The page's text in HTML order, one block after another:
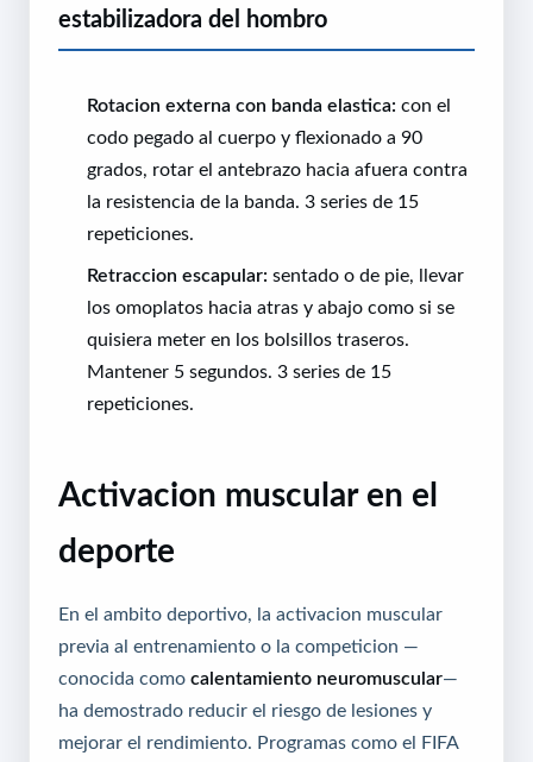
estabilizadora del hombro
Rotacion externa con banda elastica: con el
codo pegado al cuerpo y flexionado a 90
grados, rotar el antebrazo hacia afuera contra
la resistencia de la banda. 3 series de 15
repeticiones.
Retraccion escapular: sentado o de pie, llevar
los omoplatos hacia atras y abajo como si se
quisiera meter en los bolsillos traseros.
Mantener 5 segundos. 3 series de 15
repeticiones.
Activacion muscular en el
deporte
En el ambito deportivo, la activacion muscular
previa al entrenamiento o la competicion —
conocida como calentamiento neuromuscular—
ha demostrado reducir el riesgo de lesiones y
mejorar el rendimiento. Programas como el FIFA